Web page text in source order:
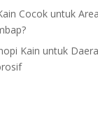
Cocok untuk
Kain untuk